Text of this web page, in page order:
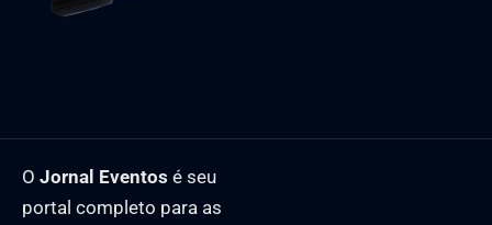
O Jornal Eventos é seu
portal completo para as